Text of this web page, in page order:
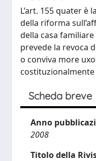
L’art. 155 quater
della riforma
della casa
prevede la revoca
o conviva more
Scheda breve
Anno
2008
Titolo della